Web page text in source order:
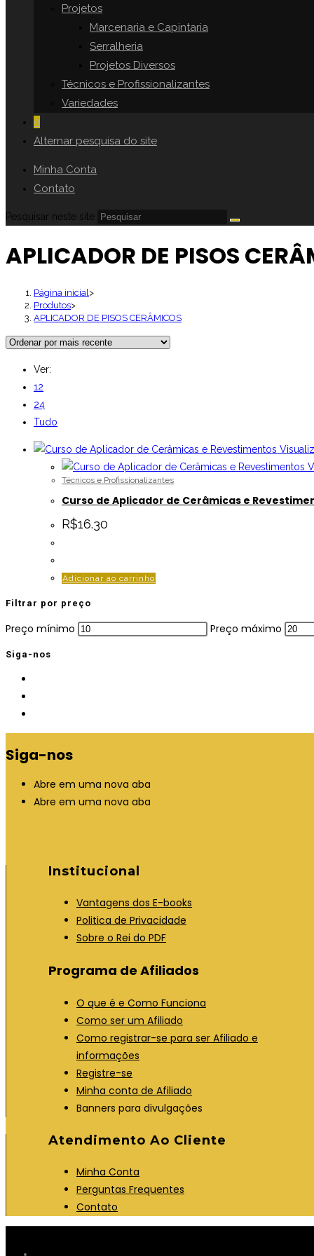
Projetos
Marcenaria e Capintaria
Serralheria
Projetos Diversos
Técnicos e Profissionalizantes
Variedades
0
Alternar pesquisa do site
Minha Conta
Contato
Pesquisar neste site
APLICADOR DE PISOS
Página inicial >
Produtos>
APLICADOR DE PISOS CERÂMICOS
Ver:
12
24
Tudo
Técnicos e Profissionalizantes
Curso de Aplicador de Cerâmicas e
R$16.30
Adicionar ao carrinho
Filtrar por preço
Preço mínimo Preço máximo
Siga-nos
Siga-nos
Abre em uma nova aba
Abre em uma nova aba
Institucional
Vantagens dos E-books
Politica de Privacidade
Sobre o Rei do PDF
Programa de Afiliados
O que é e Como Funciona
Como ser um Afiliado
Como registrar-se para ser Afiliado e
informações
Registre-se
Minha conta de Afiliado
Banners para divulgações
Atendimento Ao Cliente
Minha Conta
Perguntas Frequentes
Contato